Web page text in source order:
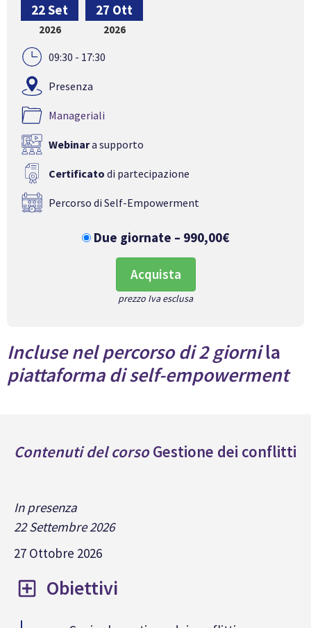
22 Set
2026
27 Ott
2026
09:30 - 17:30
Presenza
Manageriali
Webinara supporto
Certificato di partecipazione
Percorso di Self-Empowerment
Due giornate – 990,00€
Acquista
prezzo Iva esclusa
Incluse nel percorso di 2 giornila
piattaforma di self-empowerment
Contenuti del corsoGestione dei conflitti
In presenza
22 Settembre 2026
27 Ottobre 2026
Obiettivi